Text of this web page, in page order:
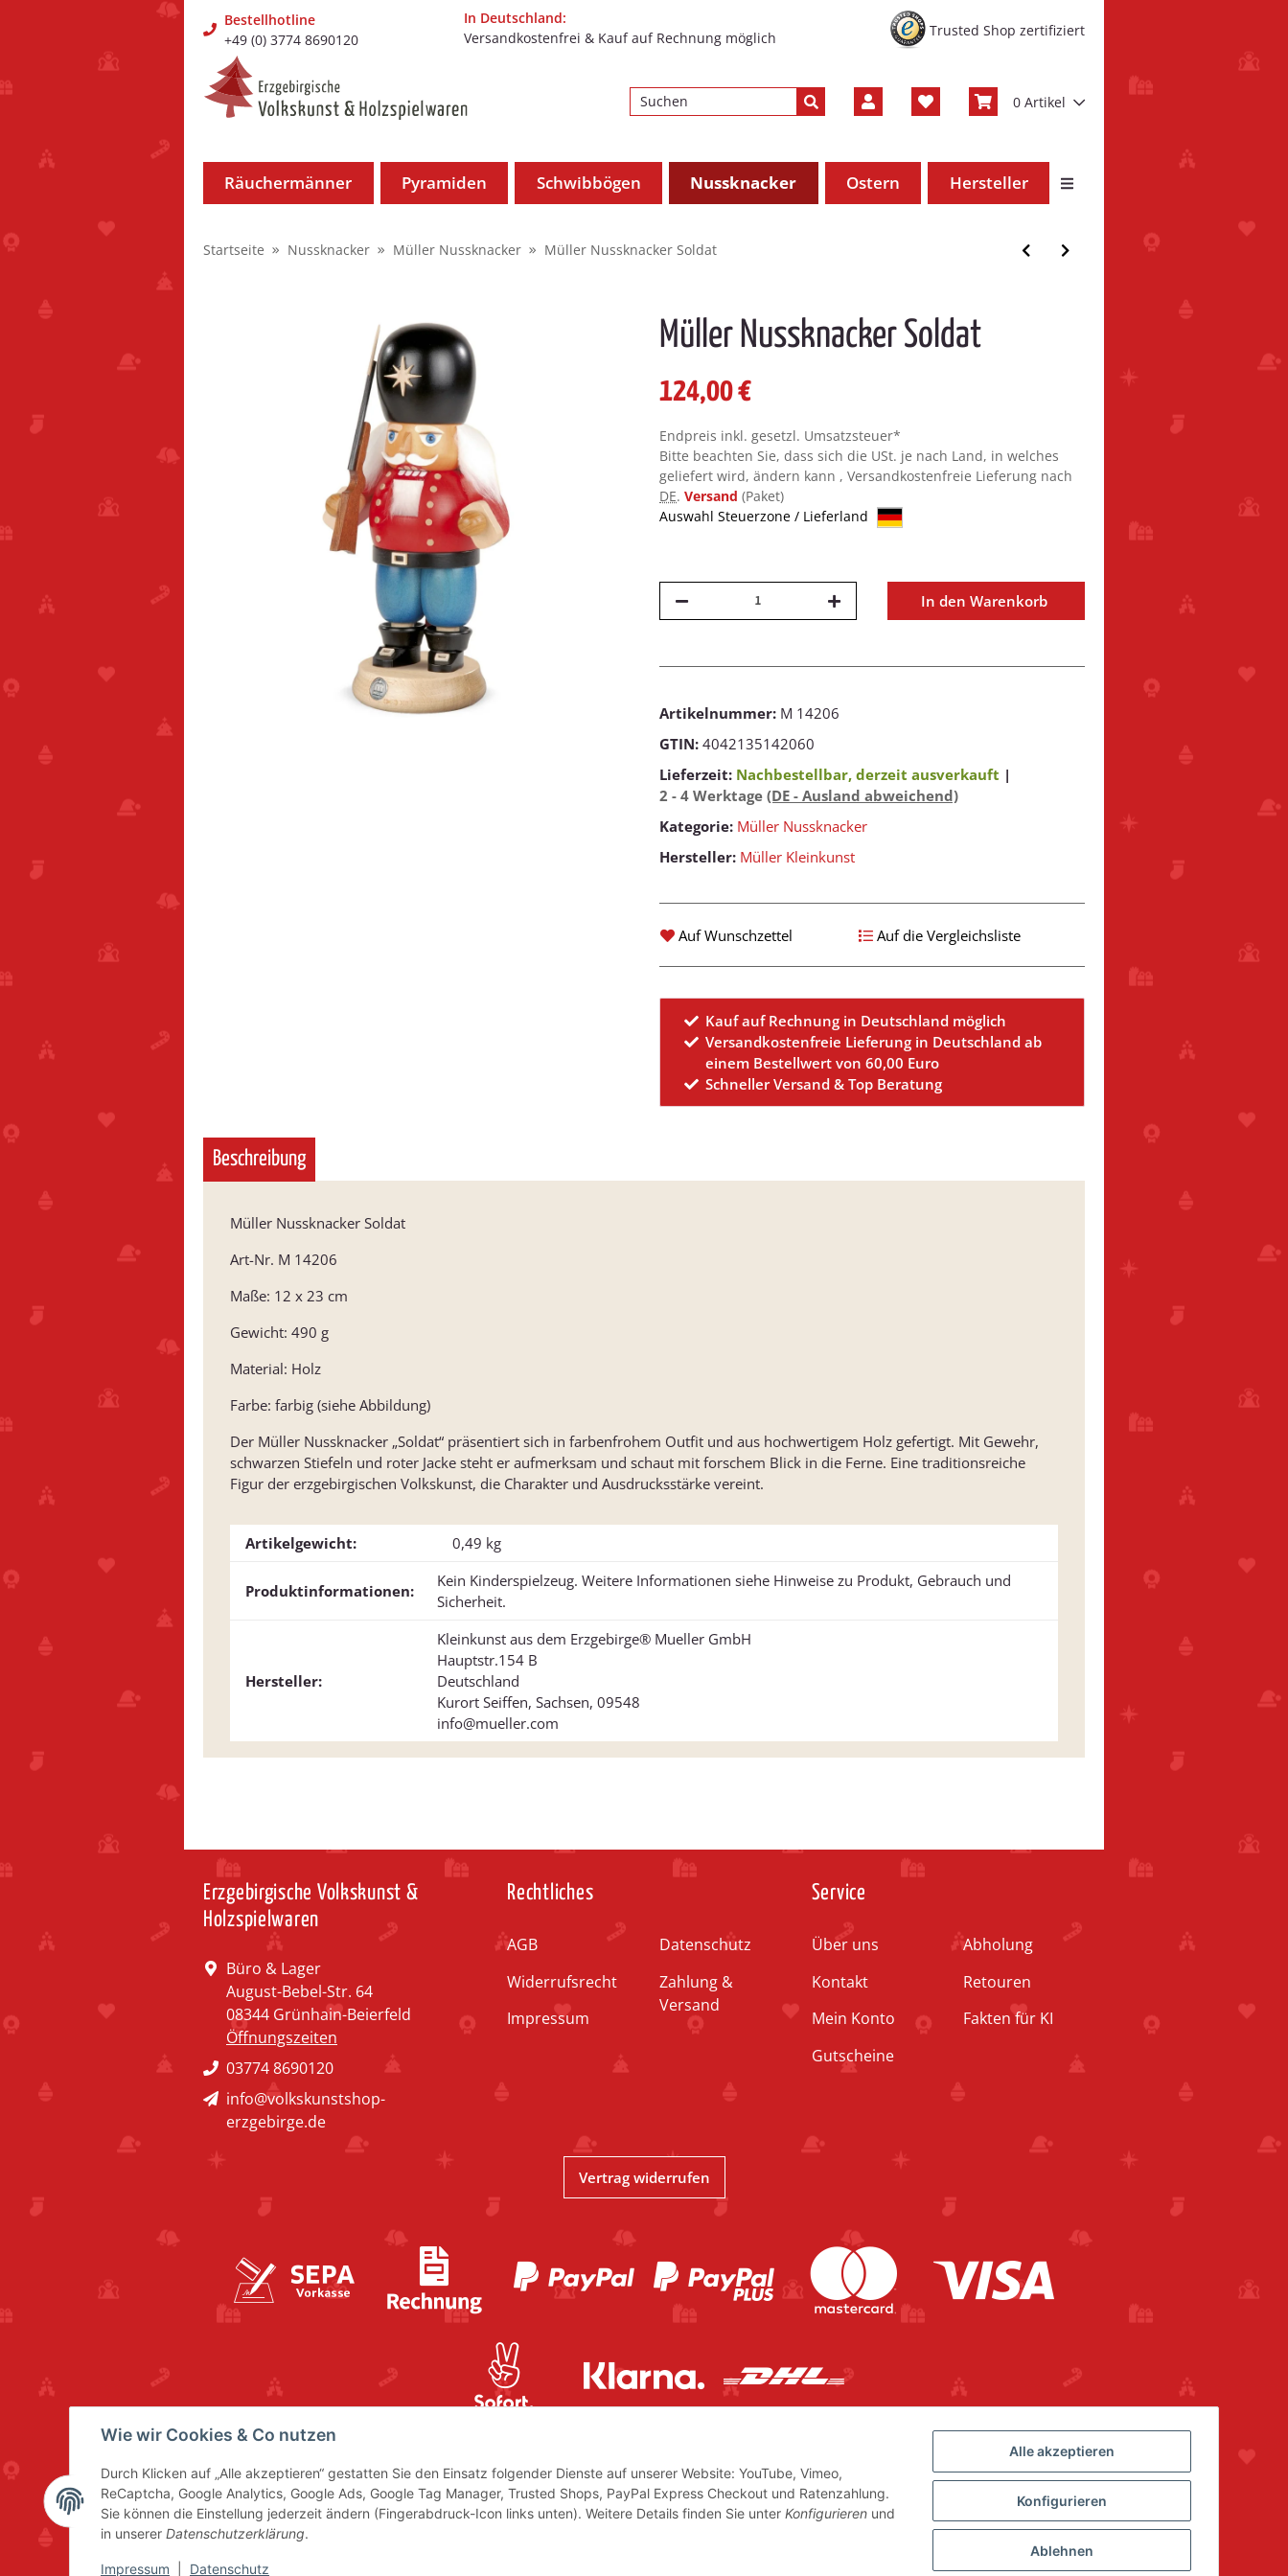
Bestellhotline
+49 (0) 3774 8690120
In Deutschland:
Versandkostenfrei & Kauf auf Rechnung möglich
Trusted Shop zertifiziert
0 Artikel
Räuchermänner Pyramiden Schwibbögen Nussknacker Ostern Hersteller
Startseite Nussknacker Müller Nussknacker Müller Nussknacker Soldat
Müller Nussknacker Soldat
124,00 €
Endpreis inkl. gesetzl. Umsatzsteuer*
Bitte beachten Sie, dass sich die USt. je nach Land, in welches
geliefert wird, ändern kann , Versandkostenfreie Lieferung nach
DE. Versand (Paket)
Auswahl Steuerzone / Lieferland
In den Warenkorb
Artikelnummer: M 14206
GTIN: 4042135142060
Lieferzeit: Nachbestellbar, derzeit ausverkauft |
2 - 4 Werktage (DE - Ausland abweichend)
Kategorie: Müller Nussknacker
Hersteller: Müller Kleinkunst
Auf Wunschzettel Auf die Vergleichsliste
Kauf auf Rechnung in Deutschland möglich
Versandkostenfreie Lieferung in Deutschland ab
einem Bestellwert von 60,00 Euro
Schneller Versand & Top Beratung
Beschreibung
Müller Nussknacker Soldat
Art-Nr. M 14206
Maße: 12 x 23 cm
Gewicht: 490 g
Material: Holz
Farbe: farbig (siehe Abbildung)
Der Müller Nussknacker „Soldat“ präsentiert sich in farbenfrohem Outfit und aus hochwertigem Holz gefertigt. Mit Gewehr,
schwarzen Stiefeln und roter Jacke steht er aufmerksam und schaut mit forschem Blick in die Ferne. Eine traditionsreiche
Figur der erzgebirgischen Volkskunst, die Charakter und Ausdrucksstärke vereint.
Artikelgewicht: 0,49 kg
Produktinformationen:
Kein Kinderspielzeug. Weitere Informationen siehe Hinweise zu Produkt, Gebrauch und
Sicherheit.
Hersteller:
Kleinkunst aus dem Erzgebirge® Mueller GmbH
Hauptstr.154 B
Deutschland
Kurort Seiffen, Sachsen, 09548
info@mueller.com
Erzgebirgische Volkskunst &
Holzspielwaren
Büro & Lager
August-Bebel-Str. 64
08344 Grünhain-Beierfeld
Öffnungszeiten
03774 8690120
info@volkskunstshop-
erzgebirge.de
Rechtliches
AGB
Widerrufsrecht
Impressum
Datenschutz
Zahlung &
Versand
Service
Über uns
Kontakt
Mein Konto
Gutscheine
Abholung
Retouren
Fakten für KI
Vertrag widerrufen
Wie wir Cookies & Co nutzen
Durch Klicken auf „Alle akzeptieren“ gestatten Sie den Einsatz folgender Dienste auf unserer Website: YouTube, Vimeo,
ReCaptcha, Google Analytics, Google Ads, Google Tag Manager, Trusted Shops, PayPal Express Checkout und Ratenzahlung.
Sie können die Einstellung jederzeit ändern (Fingerabdruck-Icon links unten). Weitere Details finden Sie unter Konfigurieren und
in unserer Datenschutzerklärung.
Impressum Datenschutz
Alle akzeptieren
Konfigurieren
Ablehnen